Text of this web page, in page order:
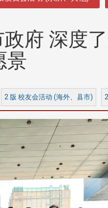
府 深度
景
2 版 校友会活动 (海外、县市)